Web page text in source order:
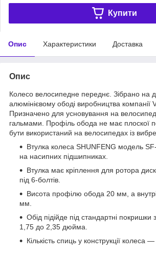
Купити
Опис Характеристики Доставка
Опис
Колесо велосипедне переднє. Зібрано на
алюмінієвому ободі виробництва компанії
Призначено для усновування на
гальмами. Профіль обода не має плоскої
бути використаний на велосипедах із
Втулка колеса SHUNFENG модель
на насипних підшипниках.
Втулка має кріплення для ротора
під 6-болтів.
Висота профілю обода 20 мм, а
мм.
Обід підійде під стандартні покришки
1,75 до 2,35 дюйма.
Кількість спиць у конструкції колеса —